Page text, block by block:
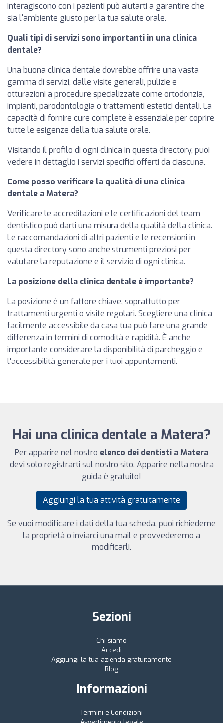
interagiscono con i pazienti può aiutarti a garantire che
sia l'ambiente giusto per la tua salute orale.
Quali tipi di servizi sono importanti in una clinica
dentale?
Una buona clinica dentale dovrebbe offrire una vasta
gamma di servizi, dalle visite generali, pulizie e
otturazioni a procedure specializzate come ortodonzia,
impianti, parodontologia o trattamenti estetici dentali. La
capacità di fornire cure complete è essenziale per coprire
tutte le esigenze della tua salute orale.
Visitando il profilo di ogni clinica in questa directory, puoi
vedere in dettaglio i servizi specifici offerti da ciascuna.
Come posso verificare la qualità di una clinica
dentale a Matera?
Verificare le accreditazioni e le certificazioni del team
dentistico può darti una misura della qualità della clinica.
Le raccomandazioni di altri pazienti e le recensioni in
questa directory sono anche strumenti preziosi per
valutare la reputazione e il servizio di ogni clinica.
La posizione della clinica dentale è importante?
La posizione è un fattore chiave, soprattutto per
trattamenti urgenti o visite regolari. Scegliere una clinica
facilmente accessibile da casa tua può fare una grande
differenza in termini di comodità e rapidità. È anche
importante considerare la disponibilità di parcheggio e
l'accessibilità generale per i tuoi appuntamenti.
Hai una clinica dentale a Matera?
Per apparire nel nostro elenco dei dentisti a Matera
devi solo registrarti sul nostro sito. Apparire nella nostra
guida è gratuito!
Aggiungi la tua attività gratuitamente
Se vuoi modificare i dati della tua scheda, puoi richiederne
la proprietà o inviarci una mail e provvederemo a
modificarli.
Sezioni
Chi siamo
Accedi
Aggiungi la tua azienda gratuitamente
Blog
Informazioni
Termini e Condizioni